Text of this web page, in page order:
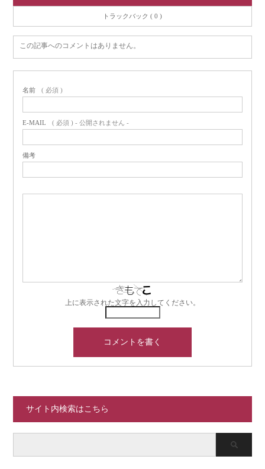
トラックバック ( 0 )
この記事へのコメントはありません。
名前 ( 必須 )
E-MAIL ( 必須 ) - 公開されません -
備考
上に表示された文字を入力してください。
サイト内検索はこちら